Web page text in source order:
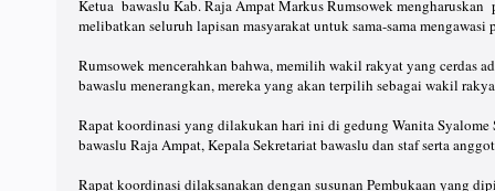
Ketua bawaslu Kab. Raja Ampat Markus Rumsowek
melibatkan seluruh lapisan masyarakat untuk sama-sama
Rumsowek mencerahkan bahwa, memilih wakil rakyat yang cerdas
bawaslu menerangkan, mereka yang akan terpilih sebagai wakil
Rapat koordinasi yang dilakukan hari ini di gedung Wanita
bawaslu Raja Ampat, Kepala Sekretariat bawaslu dan staf serta
Rapat koordinasi dilaksanakan dengan susunan Pembukaan yang